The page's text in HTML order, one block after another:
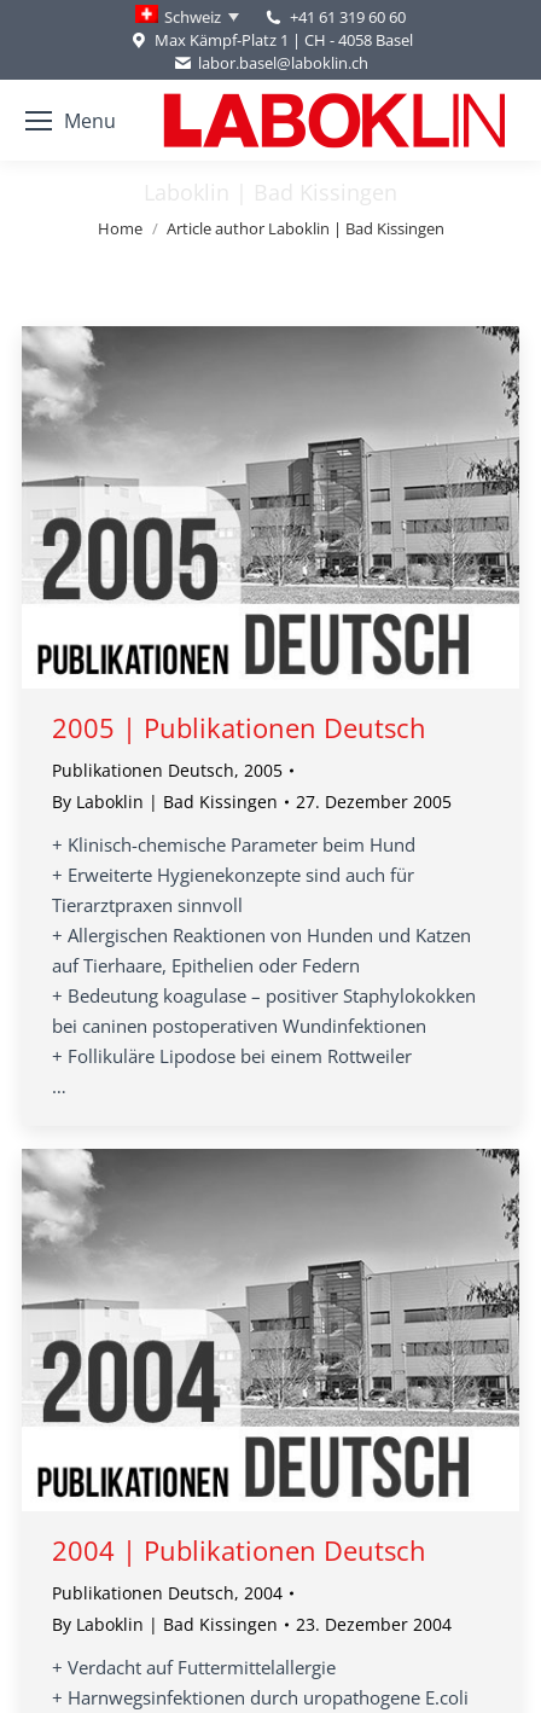
Schweiz
+41 61 319 60 60
Max Kämpf-Platz 1 | CH - 4058 Basel
labor.basel@laboklin.ch
Menu
Laboklin | Bad Kissingen
You are here:
Home Article author Laboklin | Bad Kissingen
2005 | Publikationen Deutsch
Publikationen Deutsch, 2005
By Laboklin | Bad Kissingen 27. Dezember 2005
+ Klinisch-chemische Parameter beim Hund
+ Erweiterte Hygienekonzepte sind auch für
Tierarztpraxen sinnvoll
+ Allergischen Reaktionen von Hunden und Katzen
auf Tierhaare, Epithelien oder Federn
+ Bedeutung koagulase – positiver Staphylokokken
bei caninen postoperativen Wundinfektionen
+ Follikuläre Lipodose bei einem Rottweiler
…
2004 | Publikationen Deutsch
Publikationen Deutsch, 2004
By Laboklin | Bad Kissingen 23. Dezember 2004
+ Verdacht auf Futtermittelallergie
+ Harnwegsinfektionen durch uropathogene E.coli